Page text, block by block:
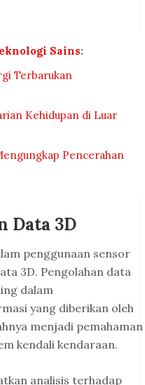
Sains:
Terbarukan
Kehidupan di Luar
Pencerahan
Data 3D
penggunaan sensor
3D. Pengolahan data
dalam
yang diberikan oleh
menjadi pemahaman
kendali kendaraan.
analisis terhadap